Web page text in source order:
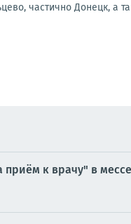
частично Донецк, а
к врачу" в